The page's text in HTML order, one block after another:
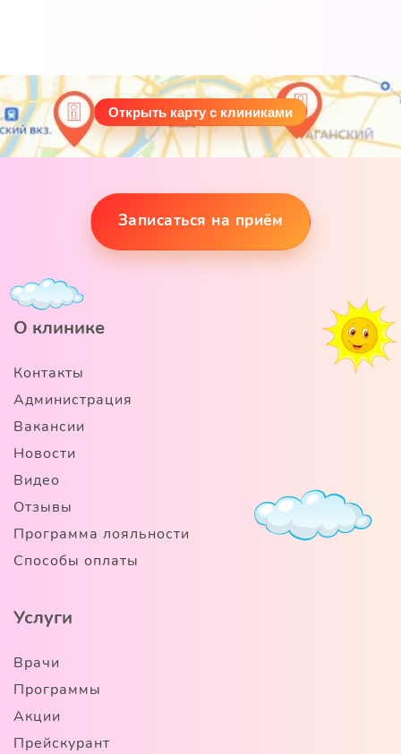
Открыть карту с клиниками
Записаться на приём
О клинике
Контакты
Администрация
Вакансии
Новости
Видео
Отзывы
Программа лояльности
Способы оплаты
Услуги
Врачи
Программы
Акции
Прейскурант